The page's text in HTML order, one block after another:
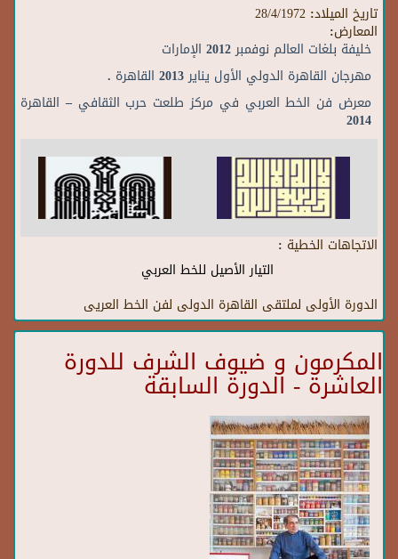
تاريخ الميلاد: 28/4/1972
المعارض:
خليفة بلغات العالم نوفمبر 2012 الإمارات
مهرجان القاهرة الدولي الأول يناير 2013 القاهرة .
معرض فن الخط العربي في مركز طلعت حرب الثقافي – القاهرة
2014
الاتجاهات الخطية :
التيار الأصيل للخط العربي
الدورة الأولى لملتقى القاهرة الدولى لفن الخط العريى
المكرمون و ضيوف الشرف للدورة
العاشرة - الدورة السابقة